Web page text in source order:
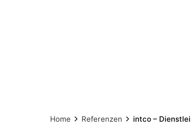
Home Referenzen intco –